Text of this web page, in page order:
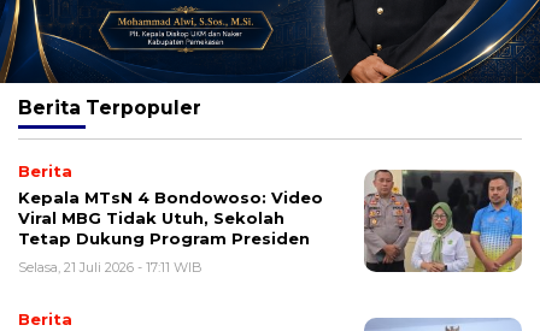
Berita Terpopuler
Berita
Kepala MTsN 4 Bondowoso: Video
Viral MBG Tidak Utuh, Sekolah
Tetap Dukung Program Presiden
Selasa, 21 Juli 2026 - 17:11 WIB
Berita